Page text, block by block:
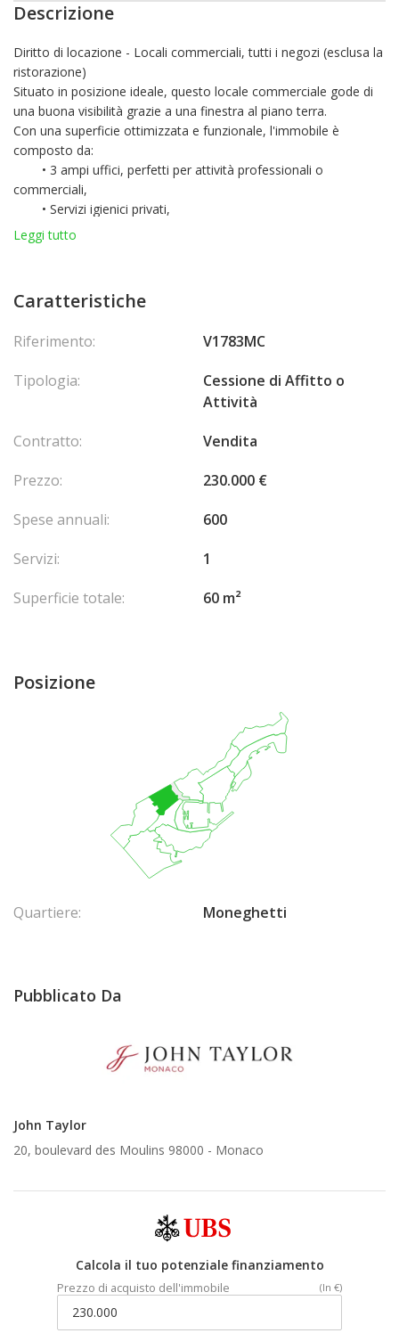
Descrizione
Diritto di locazione - Locali commerciali, tutti i negozi (esclusa la
ristorazione)
Situato in posizione ideale, questo locale commerciale gode di
una buona visibilità grazie a una finestra al piano terra.
Con una superficie ottimizzata e funzionale, l'immobile è
composto da:
• 3 ampi uffici, perfetti per attività professionali o
commerciali,
• Servizi igienici privati,
• Una piccola terrazza che offre un piacevole spazio
esterno.
Non esitate a contattarci per maggiori informazioni o per
Leggi tutto
Caratteristiche
Riferimento:
V1783MC
Tipologia:
Cessione di Affitto o
Attività
Contratto:
Vendita
Prezzo:
230.000 €
Spese annuali:
600
Servizi:
1
Superficie totale:
60 m²
Posizione
Quartiere: Moneghetti
Pubblicato Da
John Taylor
20, boulevard des Moulins 98000 - Monaco
Calcola il tuo potenziale finanziamento
Prezzo di acquisto dell'immobile (In €)